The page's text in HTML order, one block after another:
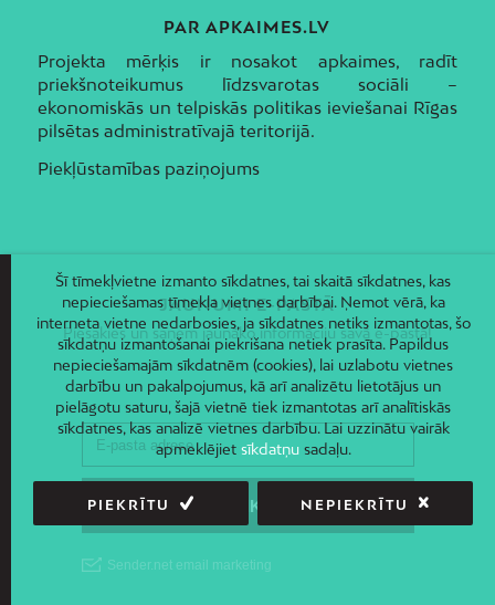
PAR APKAIMES.LV
Projekta mērķis ir nosakot apkaimes, radīt
priekšnoteikumus līdzsvarotas sociāli –
ekonomiskās un telpiskās politikas ieviešanai Rīgas
pilsētas administratīvajā teritorijā.
Piekļūstamības paziņojums
JAUNUMI E-PASTĀ
Piesakies un saņem jaunāko informāciju savā e-pastā!
Šī tīmekļvietne izmanto sīkdatnes, tai skaitā sīkdatnes, kas
nepieciešamas tīmekļa vietnes darbībai. Ņemot vērā, ka
interneta vietne nedarbosies, ja sīkdatnes netiks izmantotas, šo
sīkdatņu izmantošanai piekrišana netiek prasīta. Papildus
nepieciešamajām sīkdatnēm (cookies), lai uzlabotu vietnes
darbību un pakalpojumus, kā arī analizētu lietotājus un
pielāgotu saturu, šajā vietnē tiek izmantotas arī analītiskās
sīkdatnes, kas analizē vietnes darbību. Lai uzzinātu vairāk
apmeklējiet sīkdatņusadaļu.
PIEKRĪTU NEPIEKRĪTU